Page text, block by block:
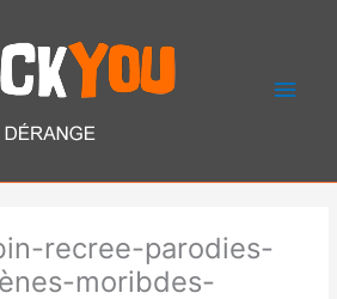
recree-parodies-
moribdes-